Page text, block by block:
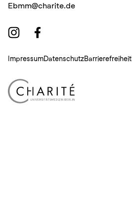
Ebmm@charite.de
ImpressumDatenschutzBarrierefreiheit